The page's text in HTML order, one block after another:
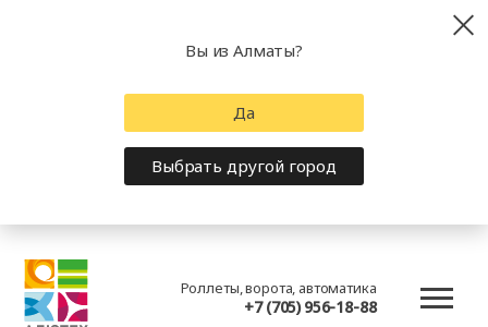
Роллеты, ворота, автоматика
+7 (705) 956-18-88
Вы из Алматы?
Да
Выбрать другой город